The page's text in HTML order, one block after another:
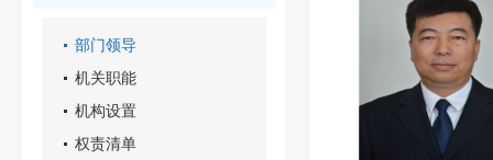
部门领导
机关职能
机构设置
权责清单